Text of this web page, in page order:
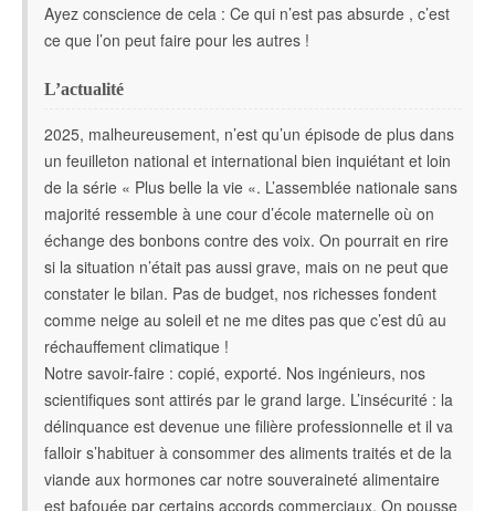
Ayez conscience de cela : Ce qui n’est pas absurde , c’est
ce que l’on peut faire pour les autres !
L’actualité
2025, malheureusement, n’est qu’un épisode de plus dans
un feuilleton national et international bien inquiétant et loin
de la série « Plus belle la vie «. L’assemblée nationale sans
majorité ressemble à une cour d’école maternelle où on
échange des bonbons contre des voix. On pourrait en rire
si la situation n’était pas aussi grave, mais on ne peut que
constater le bilan. Pas de budget, nos richesses fondent
comme neige au soleil et ne me dites pas que c’est dû au
réchauffement climatique !
Notre savoir-faire : copié, exporté. Nos ingénieurs, nos
scientifiques sont attirés par le grand large. L’insécurité : la
délinquance est devenue une filière professionnelle et il va
falloir s’habituer à consommer des aliments traités et de la
viande aux hormones car notre souveraineté alimentaire
est bafouée par certains accords commerciaux. On pousse